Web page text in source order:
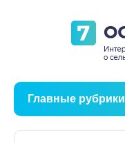
Главные рубрики